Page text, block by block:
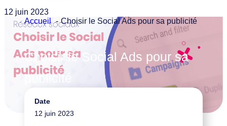
12 juin 2023
Accueil
Choisir le Social Ads pour sa publicité
Choisir le Social Ads pour sa
publicité
Marketing digital
Date
12 juin 2023